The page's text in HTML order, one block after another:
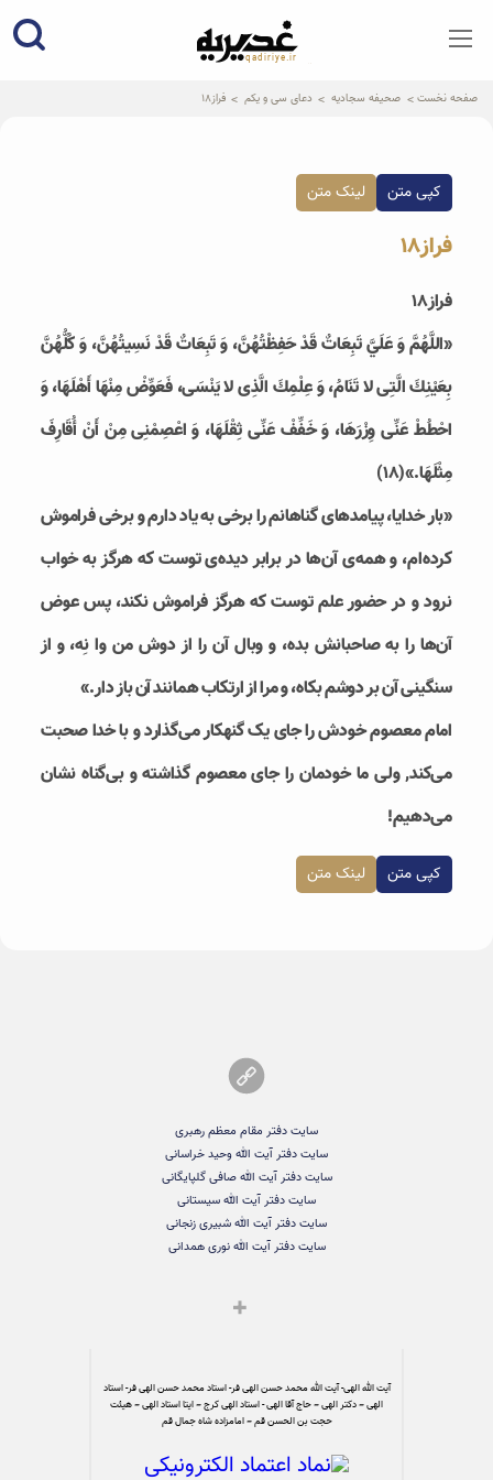
qadiriye.ir
نشریه ی غدیریه-بیانات استاد
صفحه نخست صحیفه سجادیه دعای سی و یکم فراز18
کپی متن لینک متن
فراز18
فراز18
«اللَّهُمَّ وَ عَلَيَّ تَبِعَاتٌ قَدْ حَفِظْتُهُنَّ، وَ تَبِعَاتٌ قَدْ نَسِيتُهُنَّ، وَ كُلُّهُنَّ
بِعَيْنِكَ الَّتِى لا تَنَامُ، وَ عِلْمِكَ الَّذِى لا يَنْسَى، فَعَوِّضْ مِنْهَا أَهْلَهَا، وَ
احْطُطْ عَنِّى وِزْرَهَا، وَ خَفِّفْ عَنِّى ثِقْلَهَا، وَ اعْصِمْنِى مِنْ أَنْ أُقَارِفَ
مِثْلَهَا.»(18)
«بار خدایا، پیامدهای گناهانم را برخی به یاد دارم و برخی فراموش
کرده‌ام، و همه‌ی آن‌ها در برابر دیده‌ی توست که هرگز به خواب
نرود و در حضور علم توست که هرگز فراموش نکند، پس عوض
آن‌ها را به صاحبانش بده، و وبال آن را از دوش من وا نِه، و از
سنگینی آن بر دوشم بکاه، و مرا از ارتکاب همانند آن باز دار.»
امام معصوم خودش را جای یک گنهکار می‌گذارد و با خدا صحبت
می‌کند, ولی ما خودمان را جای معصوم گذاشته و بی‌گناه نشان
می‌دهیم!
کپی متن لینک متن
سایت دفتر مقام معظم رهبری
سایت دفتر آیت الله وحید خراسانی
سایت دفتر آیت الله صافی گلپایگانی
سایت دفتر آیت الله سیستانی
سایت دفتر آیت الله شبیری زنجانی
سایت دفتر آیت الله نوری همدانی
آیت الله الهی- آیت الله محمد حسن الهی فر- استاد محمد حسن الهی فر- استاد
الهی – دکتر الهی – حاج آقا الهی - استاد الهی کرج – ایتا استاد الهی – هیئت
حجت بن الحسن قم – امامزاده شاه جمال قم